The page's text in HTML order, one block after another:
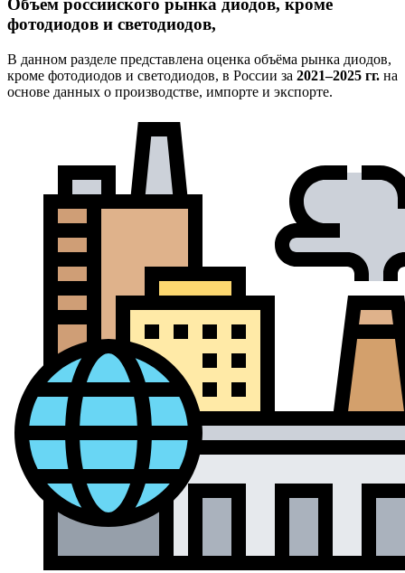
Объём российского рынка диодов, кроме
фотодиодов и светодиодов,
В данном разделе представлена оценка объёма рынка диодов,
кроме фотодиодов и светодиодов, в России за 2021–2025 гг. на
основе данных о производстве, импорте и экспорте.